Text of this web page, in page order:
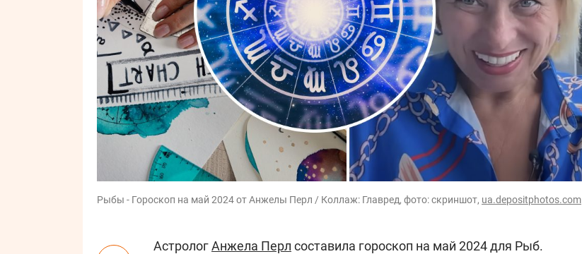
Рыбы - Гороскоп на май 2024 от Анжелы Перл / Коллаж: Главред, фото: скриншот, ua.depositphotos.com
АстрологАнжела Перл составила гороскоп на май 2024 для Рыб.